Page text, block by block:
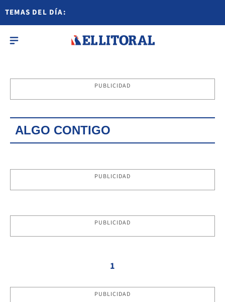
TEMAS DEL DÍA:
PUBLICIDAD
ALGO CONTIGO
PUBLICIDAD
PUBLICIDAD
1
PUBLICIDAD